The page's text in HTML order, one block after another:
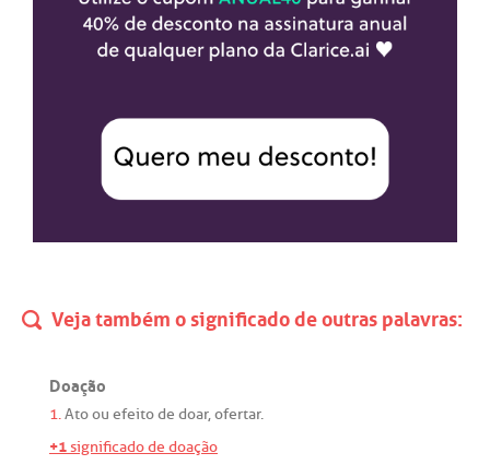
Veja também o significado de outras palavras:
Doação
1.Atoou efeitode doar,ofertar.
+1significado de doação